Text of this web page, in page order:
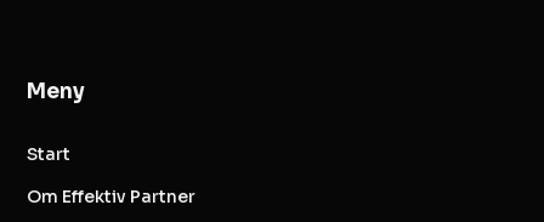
Meny
Start
Om Effektiv Partner